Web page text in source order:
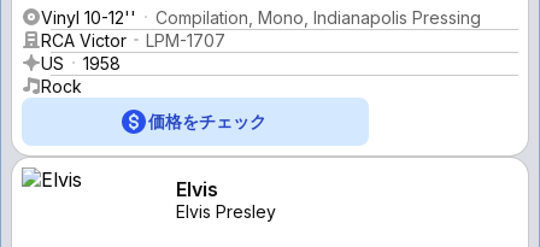
Vinyl 10-12''
Compilation, Mono, Indianapolis Pressing
RCA Victor
LPM-1707
US
1958
Rock
価格をチェック
Elvis
Elvis Presley